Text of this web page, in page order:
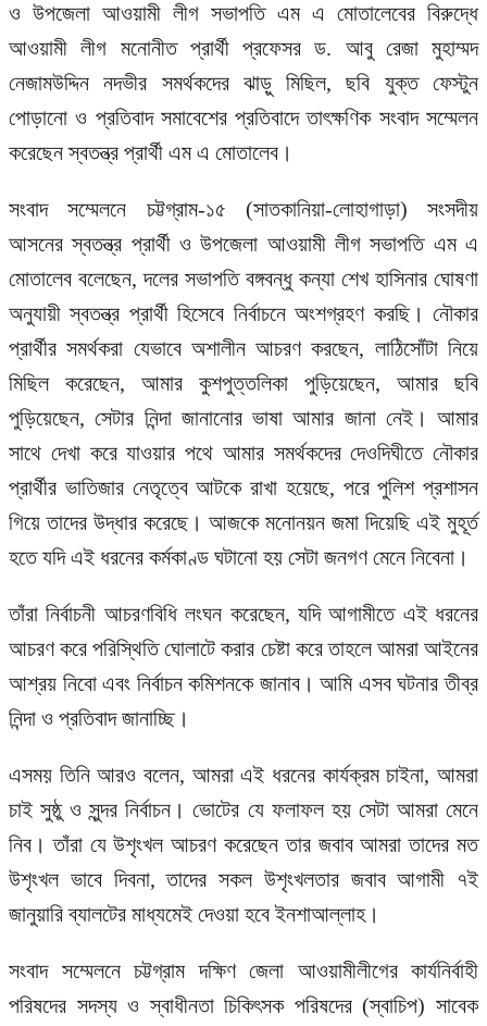
ও উপজেলা আওয়ামী লীগ সভাপতি এম এ মোতালেবের বিরুদ্ধে
আওয়ামী লীগ মনোনীত প্রার্থী প্রফেসর ড. আবু রেজা মুহাম্মদ
নেজামউদ্দিন নদভীর সমর্থকদের ঝাড়ু মিছিল, ছবি যুক্ত ফেস্টুন
পোড়ানো ও প্রতিবাদ সমাবেশের প্রতিবাদে তাৎক্ষণিক সংবাদ সম্মেলন
করেছেন স্বতন্ত্র প্রার্থী এম এ মোতালেব।
সংবাদ সম্মেলনে চট্টগ্রাম-১৫ (সাতকানিয়া-লোহাগাড়া) সংসদীয়
আসনের স্বতন্ত্র প্রার্থী ও উপজেলা আওয়ামী লীগ সভাপতি এম এ
মোতালেব বলেছেন, দলের সভাপতি বঙ্গবন্ধু কন্যা শেখ হাসিনার ঘোষণা
অনুযায়ী স্বতন্ত্র প্রার্থী হিসেবে নির্বাচনে অংশগ্রহণ করছি। নৌকার
প্রার্থীর সমর্থকরা যেভাবে অশালীন আচরণ করছেন, লাঠিসোঁটা নিয়ে
মিছিল করেছেন, আমার কুশপুত্তলিকা পুড়িয়েছেন, আমার ছবি
পুড়িয়েছেন, সেটার নিন্দা জানানোর ভাষা আমার জানা নেই। আমার
সাথে দেখা করে যাওয়ার পথে আমার সমর্থকদের দেওদিঘীতে নৌকার
প্রার্থীর ভাতিজার নেতৃত্বে আটকে রাখা হয়েছে, পরে পুলিশ প্রশাসন
গিয়ে তাদের উদ্ধার করেছে। আজকে মনোনয়ন জমা দিয়েছি এই মুহূর্ত
হতে যদি এই ধরনের কর্মকাণ্ড ঘটানো হয় সেটা জনগণ মেনে নিবেনা।
তাঁরা নির্বাচনী আচরণবিধি লংঘন করেছেন, যদি আগামীতে এই ধরনের
আচরণ করে পরিস্থিতি ঘোলাটে করার চেষ্টা করে তাহলে আমরা আইনের
আশ্রয় নিবো এবং নির্বাচন কমিশনকে জানাব। আমি এসব ঘটনার তীব্র
নিন্দা ও প্রতিবাদ জানাচ্ছি।
এসময় তিনি আরও বলেন, আমরা এই ধরনের কার্যক্রম চাইনা, আমরা
চাই সুষ্ঠু ও সুন্দর নির্বাচন। ভোটের যে ফলাফল হয় সেটা আমরা মেনে
নিব। তাঁরা যে উশৃংখল আচরণ করেছেন তার জবাব আমরা তাদের মত
উশৃংখল ভাবে দিবনা, তাদের সকল উশৃংখলতার জবাব আগামী ৭ই
জানুয়ারি ব্যালটের মাধ্যমেই দেওয়া হবে ইনশাআল্লাহ।
সংবাদ সম্মেলনে চট্টগ্রাম দক্ষিণ জেলা আওয়ামীলীগের কার্যনির্বাহী
পরিষদের সদস্য ও স্বাধীনতা চিকিৎসক পরিষদের (স্বাচিপ) সাবেক